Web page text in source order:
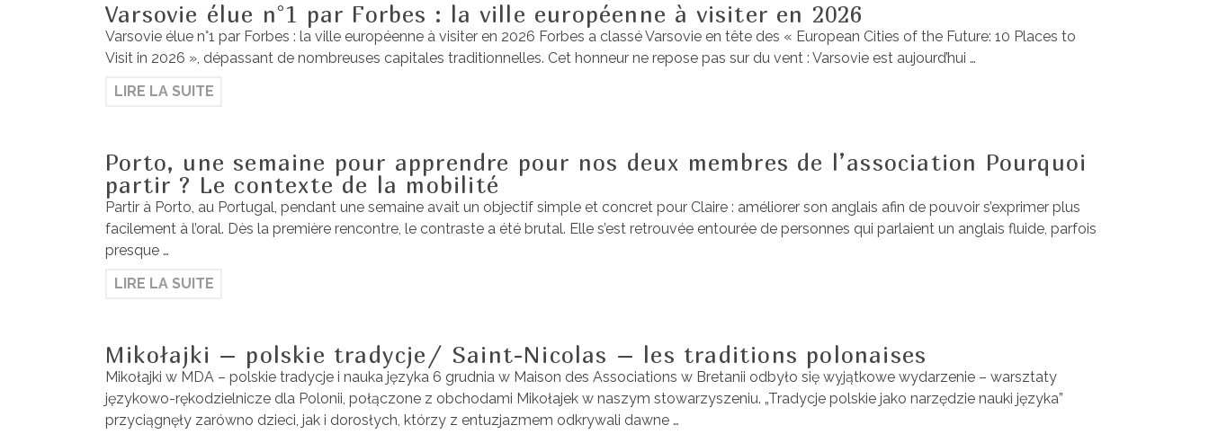
Varsovie élue n°1 par Forbes : la ville européenne à visiter en 2026
Varsovie élue n°1 par Forbes : la ville européenne à visiter en 2026 Forbes a classé Varsovie en tête des « European Cities of the Future: 10 Places to
Visit in 2026 », dépassant de nombreuses capitales traditionnelles. Cet honneur ne repose pas sur du vent : Varsovie est aujourd’hui …
LIRE LA SUITE
Porto, une semaine pour apprendre pour nos deux membres de l’association Pourquoi
partir ? Le contexte de la mobilité
Partir à Porto, au Portugal, pendant une semaine avait un objectif simple et concret pour Claire : améliorer son anglais afin de pouvoir s’exprimer plus
facilement à l’oral. Dès la première rencontre, le contraste a été brutal. Elle s’est retrouvée entourée de personnes qui parlaient un anglais fluide, parfois
presque …
LIRE LA SUITE
Mikołajki – polskie tradycje/ Saint-Nicolas – les traditions polonaises
Mikołajki w MDA – polskie tradycje i nauka języka 6 grudnia w Maison des Associations w Bretanii odbyło się wyjątkowe wydarzenie – warsztaty
językowo-rękodzielnicze dla Polonii, połączone z obchodami Mikołajek w naszym stowarzyszeniu. „Tradycje polskie jako narzędzie nauki języka”
przyciągnęły zarówno dzieci, jak i dorosłych, którzy z entuzjazmem odkrywali dawne …